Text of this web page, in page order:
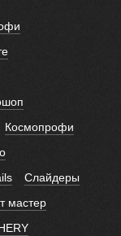
Космопрофи
Слайдеры
мастер